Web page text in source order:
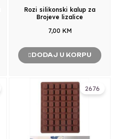
Rozi silikonski kalup za
Brojeve lizalice
7,00 KM
DODAJ U KORPU
2676